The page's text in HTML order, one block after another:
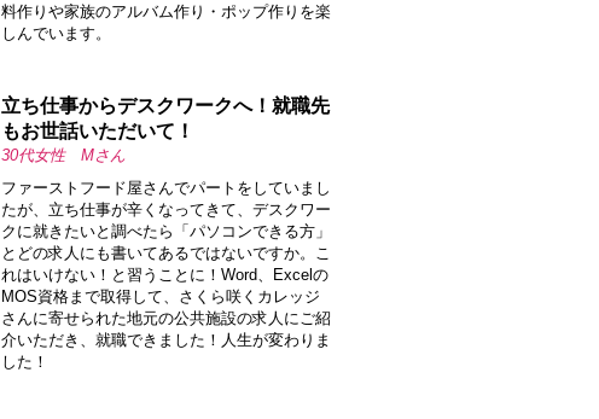
料作りや家族のアルバム作り・ポップ作りを楽
しんでいます。
立ち仕事からデスクワークへ！就職先
もお世話いただいて！
30代女性 Mさん
ファーストフード屋さんでパートをしていまし
たが、立ち仕事が辛くなってきて、デスクワー
クに就きたいと調べたら「パソコンできる方」
とどの求人にも書いてあるではないですか。こ
れはいけない！と習うことに！Word、Excelの
MOS資格まで取得して、さくら咲くカレッジ
さんに寄せられた地元の公共施設の求人にご紹
介いただき、就職できました！人生が変わりま
した！